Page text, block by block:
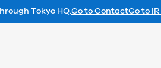
Tokyo HQ.Go to ContactGo to